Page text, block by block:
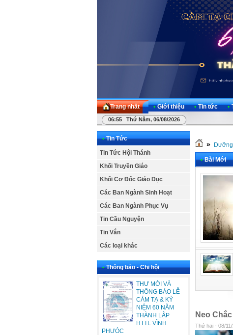
Trang nhất • Giới thiệu • Tin tức •
06:55 Thứ Năm, 06/08/2026
• Tin Tức
Tin Tức Hội Thánh
Khối Truyền Giáo
Khối Cơ Đốc Giáo Dục
Các Ban Ngành Sinh Hoạt
Các Ban Ngành Phục Vụ
Tin Cầu Nguyện
Tin Vắn
Các loại khác
• Thông báo - Chi hội
THƯ MỜI VÀ
THÔNG BÁO LỄ
CẢM TẠ & KỶ
NIỆM 60 NĂM
THÀNH LẬP
HTTL VĨNH
PHƯÓC
»
• Bài Mới
Neo
Thứ hai - 08/